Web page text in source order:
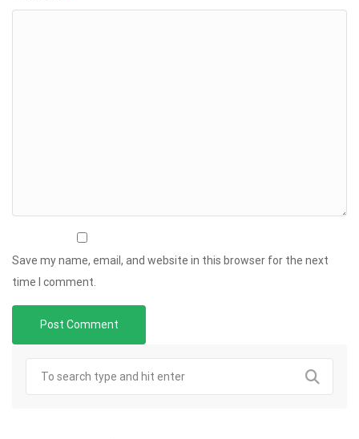
Save my name, email, and website in this browser for the next
time I comment.